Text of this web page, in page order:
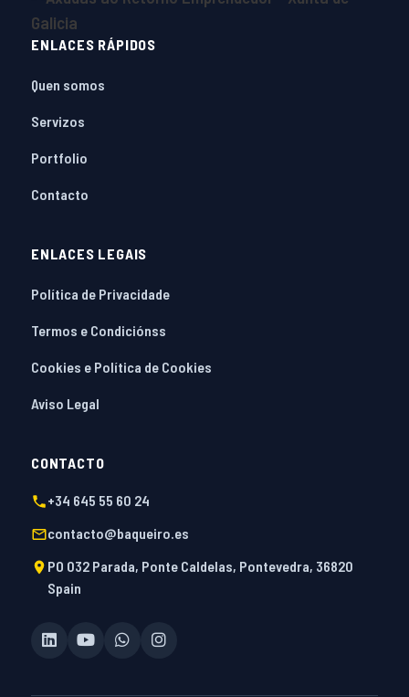
ENLACES RÁPIDOS
Quen somos
Servizos
Portfolio
Contacto
ENLACES LEGAIS
Política de Privacidade
Termos e Condiciónss
Cookies e Política de Cookies
Aviso Legal
CONTACTO
+34 645 55 60 24
contacto@baqueiro.es
PO 032 Parada, Ponte Caldelas, Pontevedra, 36820
Spain